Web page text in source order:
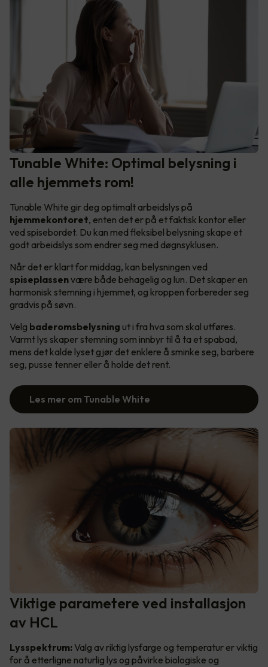
Tunable White: Optimal belysning i
alle hjemmets rom!
Tunable White gir deg optimalt arbeidslys på
hjemmekontoret, enten det er på et faktisk kontor eller
ved spisebordet. Du kan med fleksibel belysning skape et
godt arbeidslys som endrer seg med døgnsyklusen.
Når det er klart for middag, kan belysningen ved
spiseplassenvære både behagelig og lun. Det skaper en
harmonisk stemning i hjemmet, og kroppen forbereder seg
gradvis på søvn.
Velg baderomsbelysning ut i fra hva som skal utføres.
Varmt lys skaper stemning som innbyr til å ta et spabad,
mens det kalde lyset gjør det enklere å sminke seg, barbere
seg, pusse tenner eller å holde det rent.
Les mer om Tunable White
Viktige parametere ved installasjon
av HCL
Lysspektrum: Valg av riktig lysfarge og temperatur er viktig
for å etterligne naturlig lys og påvirke biologiske og